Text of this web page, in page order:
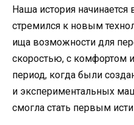
Наша история начинается
стремился к новым
ища возможности для
скоростью, с комфортом
период, когда были
и экспериментальных
смогла стать первым